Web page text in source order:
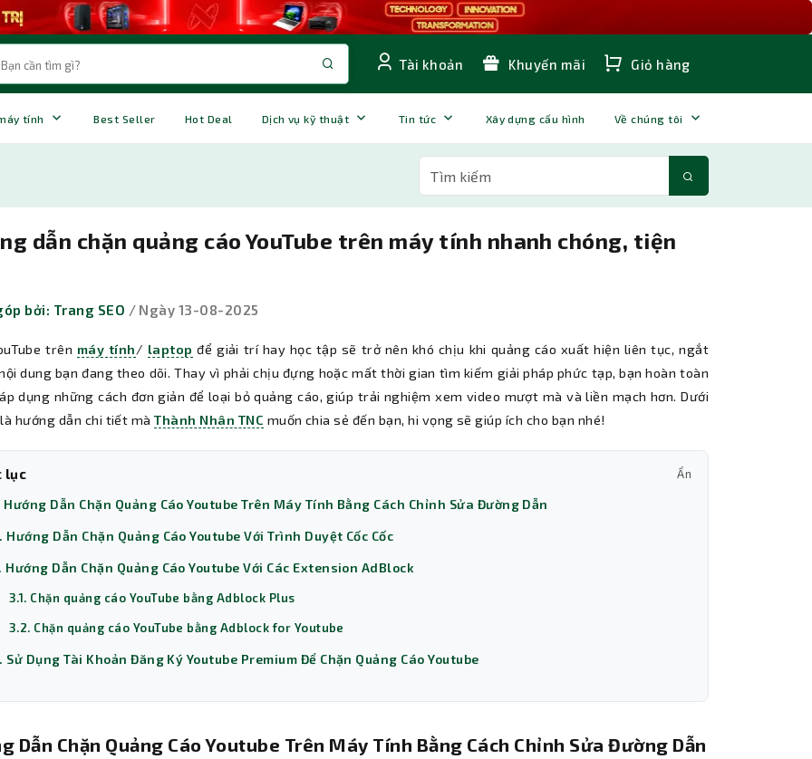
Tài khoản Khuyến mãi Giỏ hàng
tính Best Seller Hot Deal Dịch vụ kỹ thuật Tin tức Xây dựng cấu hình Về chúng tôi
dẫn chặn quảng cáo YouTube trên máy tính nhanh chóng, tiện
bởi: Trang SEO / Ngày 13-08-2025
trên máy tính/ laptop để giải trí hay học tập sẽ trở nên khó chịu khi quảng cáo xuất hiện liên tục, ngắt
dung bạn đang theo dõi. Thay vì phải chịu đựng hoặc mất thời gian tìm kiếm giải pháp phức tạp, bạn hoàn toàn
dụng những cách đơn giản để loại bỏ quảng cáo, giúp trải nghiệm xem video mượt mà và liền mạch hơn. Dưới
hướng dẫn chi tiết màThành Nhân TNC muốn chia sẻ đến bạn, hi vọng sẽ giúp ích cho bạn nhé!
lục Ẩn
Hướng Dẫn Chặn Quảng Cáo Youtube Trên Máy Tính Bằng Cách Chỉnh Sửa Đường Dẫn
Hướng Dẫn Chặn Quảng Cáo Youtube Với Trình Duyệt Cốc Cốc
Hướng Dẫn Chặn Quảng Cáo Youtube Với Các Extension AdBlock
3.1. Chặn quảng cáo YouTube bằng Adblock Plus
3.2. Chặn quảng cáo YouTube bằng Adblock for Youtube
Sử Dụng Tài Khoản Đăng Ký Youtube Premium Để Chặn Quảng Cáo Youtube
Dẫn Chặn Quảng Cáo Youtube Trên Máy Tính Bằng Cách Chỉnh Sửa Đường Dẫn